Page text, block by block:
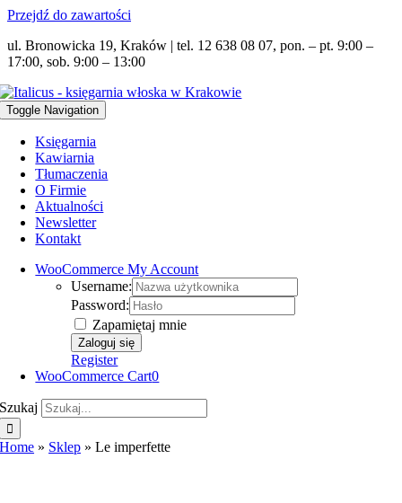
Przejdź do zawartości
ul. Bronowicka 19, Kraków | tel. 12 638 08 07, pon. – pt. 9:00 –
17:00, sob. 9:00 – 13:00
Toggle Navigation
Księgarnia
Kawiarnia
Tłumaczenia
O Firmie
Aktualności
Newsletter
Kontakt
WooCommerce My Account
Username:
Password:
Zapamiętaj mnie
Register
WooCommerce Cart0
Szukaj
Home » Sklep »Le imperfette